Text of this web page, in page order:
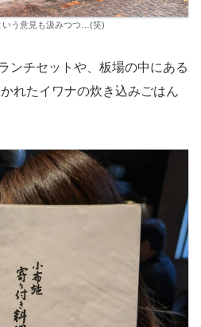
いう意見も汲みつつ…(笑)
ンチセットや、板場の中にある
れたイワナの炊き込みごはん